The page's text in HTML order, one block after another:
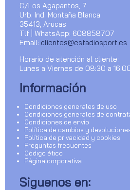
C/Los Agapantos, 7
Urb. Ind. Montaña Blanca
35413, Arucas
Tlf | WhatsApp: 608858707
Email: clientes@estadiosport.es
Horario de atención al cliente:
Lunes a Viernes de 08:30 a
Información
Condiciones generales de uso
Condiciones generales de
Condiciones de envío
Política de cambios y
Política de privacidad y cookies
Preguntas frecuentes
Código ético
Página corporativa
Siguenos en: